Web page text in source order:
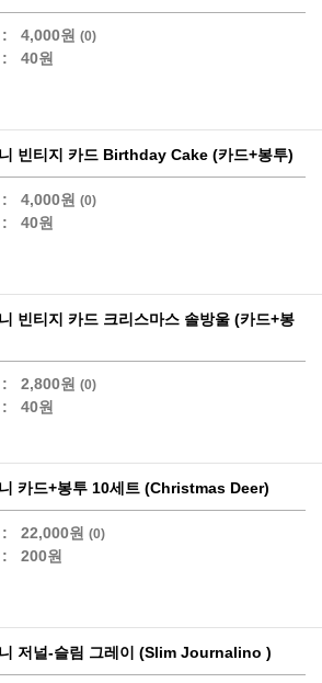
4,000원 (0)
40원
빈티지 카드 Birthday Cake (카드+봉투)
4,000원 (0)
40원
빈티지 카드 크리스마스 솔방울 (카드+봉
2,800원 (0)
40원
카드+봉투 10세트 (Christmas Deer)
22,000원 (0)
200원
저널-슬림 그레이 (Slim Journalino )